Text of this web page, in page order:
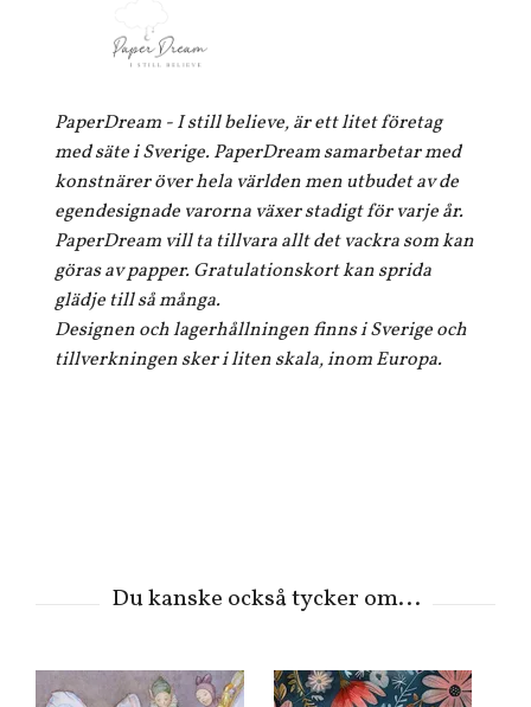
PaperDream - I still believe, är ett litet företag
med säte i Sverige. PaperDream samarbetar med
konstnärer över hela världen men utbudet av de
egendesignade varorna växer stadigt för varje år.
PaperDream vill ta tillvara allt det vackra som kan
göras av papper. Gratulationskort kan sprida
glädje till så många.
Designen och lagerhållningen finns i Sverige och
tillverkningen sker i liten skala, inom Europa.